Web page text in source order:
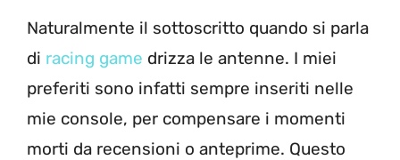
Naturalmente il sottoscritto quando si parla
di racing game drizza le antenne. I miei
preferiti sono infatti sempre inseriti nelle
mie console, per compensare i momenti
morti da recensioni o anteprime. Questo